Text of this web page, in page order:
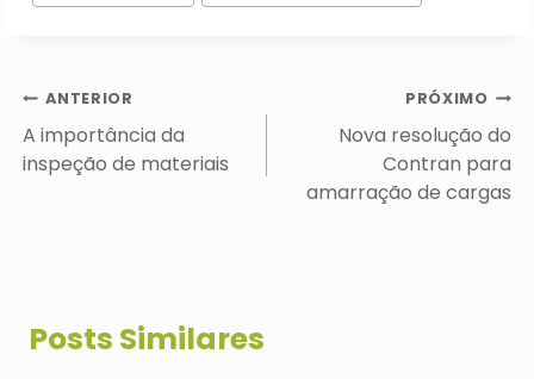
Navegação
de
Post
ANTERIOR
A importância da
inspeção de materiais
PRÓXIMO
Nova resolução do
Contran para
amarração de cargas
Posts Similares